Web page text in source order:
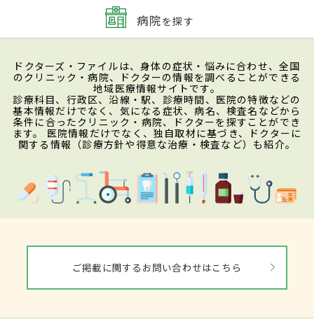
病院を探す
ドクターズ・ファイルは、身体の症状・悩みに合わせ、全国
のクリニック・病院、ドクターの情報を調べることができる
地域医療情報サイトです。
診療科目、行政区、沿線・駅、診療時間、医院の特徴などの
基本情報だけでなく、気になる症状、病名、検査名などから
条件に合ったクリニック・病院、ドクターを探すことができ
ます。 医院情報だけでなく、独自取材に基づき、ドクターに
関する情報（診療方針や得意な治療・検査など）も紹介。
ご掲載に関するお問い合わせはこちら